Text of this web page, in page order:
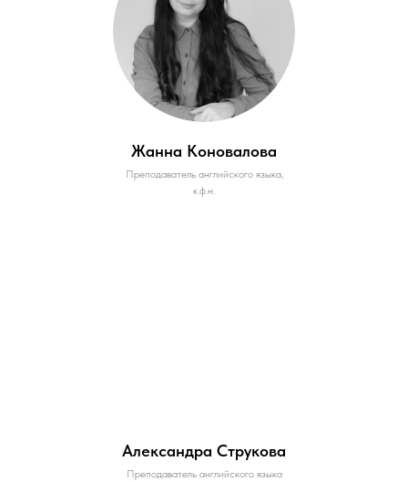
Жанна Коновалова
Преподаватель английского языка,
к.ф.н.
Александра Струкова
Преподаватель английского языка